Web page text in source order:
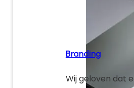
Branding
Wij geloven dat